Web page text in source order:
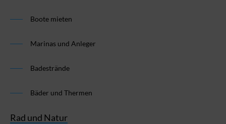
Boote mieten
Marinas und Anleger
Badestrände
Bäder und Thermen
Rad und Natur